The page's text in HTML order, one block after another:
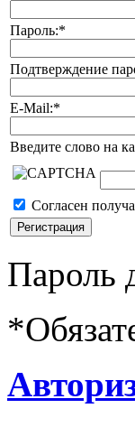
Пароль:*
Подтверждение
E-Mail:*
Введите слово на
Согласен
Пароль
*